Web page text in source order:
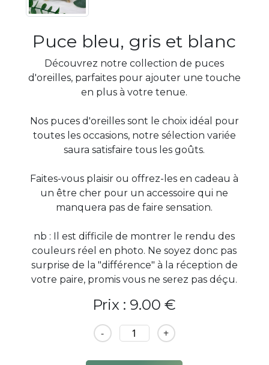
Puce bleu, gris et blanc
Découvrez notre collection de puces
d'oreilles, parfaites pour ajouter une touche
en plus à votre tenue.
Nos puces d'oreilles sont le choix idéal pour
toutes les occasions, notre sélection variée
saura satisfaire tous les goûts.
Faites-vous plaisir ou offrez-les en cadeau à
un être cher pour un accessoire qui ne
manquera pas de faire sensation.
nb : Il est difficile de montrer le rendu des
couleurs réel en photo. Ne soyez donc pas
surprise de la "différence" à la réception de
votre paire, promis vous ne serez pas déçu.
Prix : 9.00 €
- +